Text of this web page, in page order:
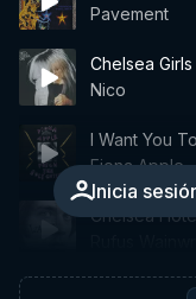
Pavement
Chelsea Girls
Nico
Inicia
I Want You
Fiona Apple
Chelsea